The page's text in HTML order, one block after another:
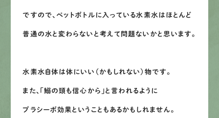
ですので、ペットボトルに入っている水素水はほとんど
普通の水と変わらないと考えて問題ないかと思います。
水素水自体は体にいい（かもしれない）物です。
また、「鰯の頭も信心から」と言われるように
プラシーボ効果ということもあるかもしれません。